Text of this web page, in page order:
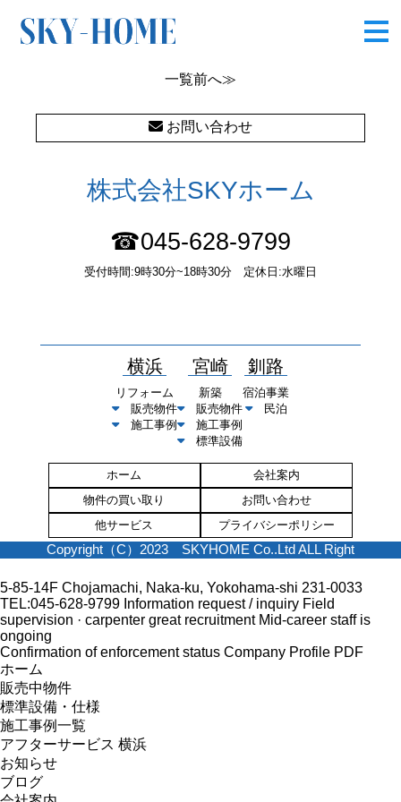
一覧前へ≫
お問い合わせ
株式会社SKYホーム
☎045-628-9799
受付時間:9時30分~18時30分 定休日:水曜日
横浜
リフォーム
販売物件
施工事例
宮崎
新築
販売物件
施工事例
標準設備
釧路
宿泊事業
民泊
ホーム
会社案内
物件の買い取り
お問い合わせ
他サービス
プライバシーポリシー
Copyright（C）2023 SKYHOME Co..Ltd ALL Right
5-85-14F Chojamachi, Naka-ku, Yokohama-shi 231-0033
TEL:045-628-9799 Information request / inquiry Field
supervision · carpenter great recruitment Mid-career staff is
ongoing
Confirmation of enforcement status Company Profile PDF
ホーム
販売中物件
標準設備・仕様
施工事例一覧
アフターサービス 横浜
お知らせ
ブログ